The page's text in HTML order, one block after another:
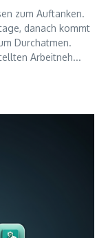
zum Auftanken.
danach kommt
Durchatmen.
Arbeitneh...